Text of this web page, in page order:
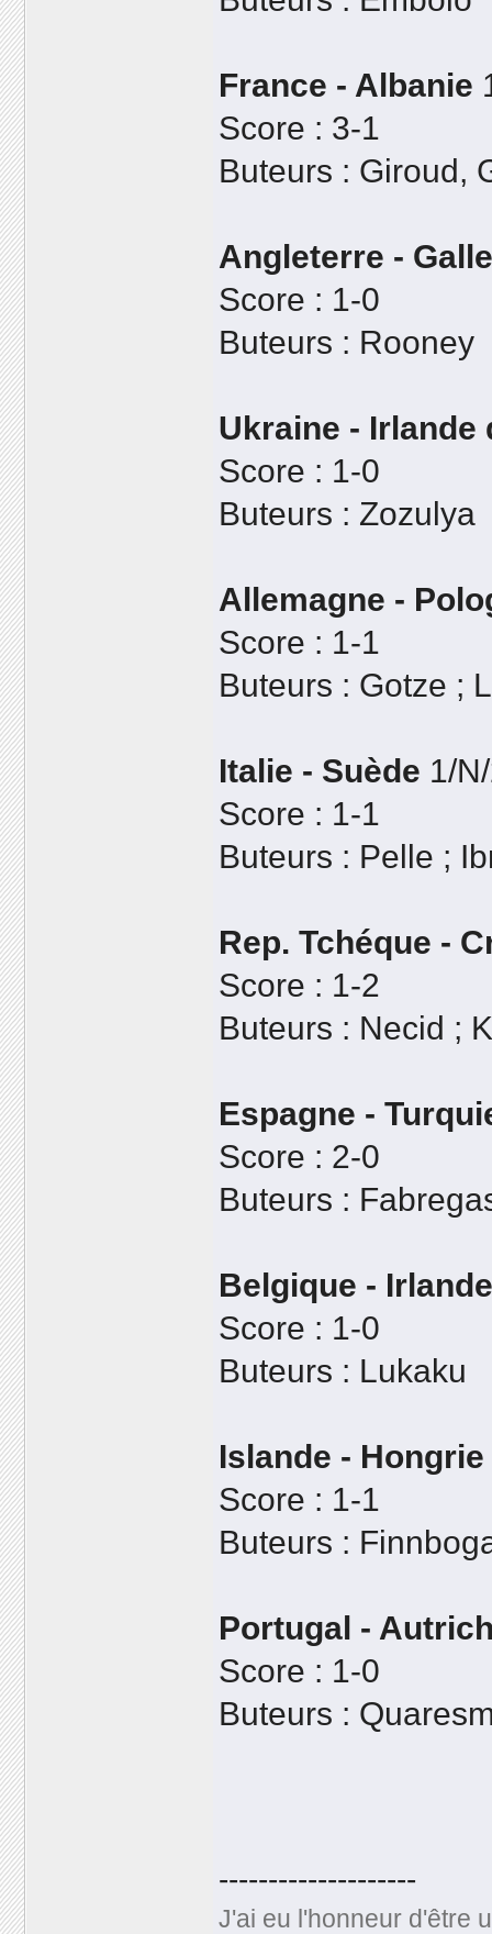
France - Albanie
Score : 3-1
Buteurs : Giroud,
Angleterre -
Score : 1-0
Buteurs : Rooney
Ukraine - Irlande
Score : 1-0
Buteurs : Zozulya
Allemagne -
Score : 1-1
Buteurs : Gotze ;
Italie - Suède 1/
Score : 1-1
Buteurs : Pelle ;
Rep. Tchéque -
Score : 1-2
Buteurs : Necid ;
Espagne -
Score : 2-0
Buteurs :
Belgique - Irlande
Score : 1-0
Buteurs : Lukaku
Islande - Hongrie
Score : 1-1
Buteurs :
Portugal -
Score : 1-0
Buteurs :
--------------------
J'ai eu l'honneur d'être